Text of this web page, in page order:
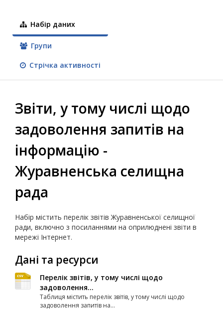
Набір даних
Групи
Стрічка активності
Звіти, у тому числі щодо
задоволення запитів на
інформацію -
Журавненська селищна
рада
Набір містить перелік звітів Журавненської селищної
ради, включно з посиланнями на оприлюднені звіти в
мережі Інтернет.
Дані та ресурси
Перелік звітів, у тому числі щодо
задоволення...
Таблиця містить перелік звітів, у тому числі щодо
задоволення запитів на...